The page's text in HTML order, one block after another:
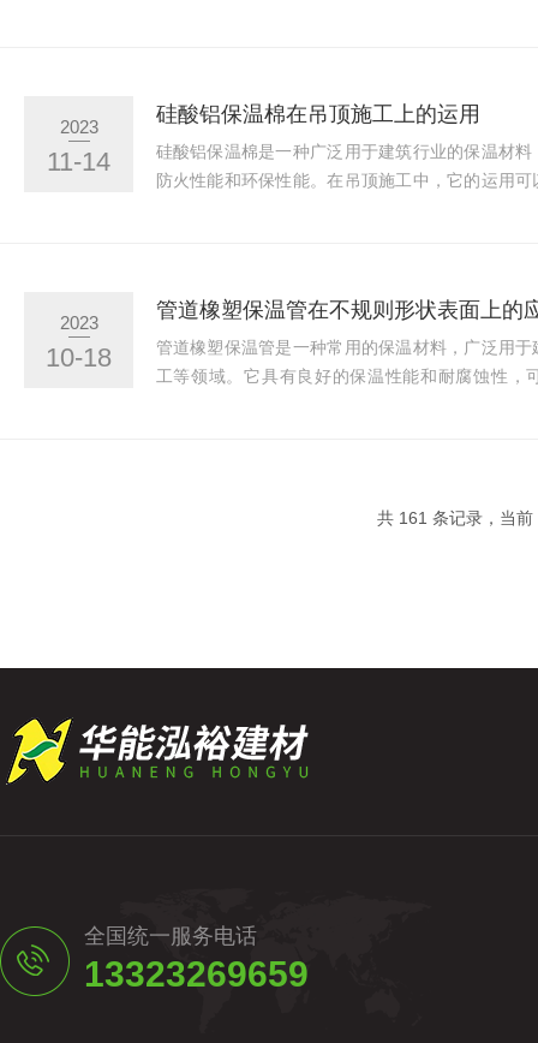
备良好的阻燃性能，符合相关的国家标准和规定
保温材料导热性能的重要指标。对于本产品来说，
2023
11-14
硅酸铝保温棉在吊顶施工上的运用
硅酸铝保温棉是一种广泛用于建筑行业的保温材
防火性能和环保性能。在吊顶施工中，它的运用
量的损失，降低能耗。2.防火性能好：具有较高
可以满足各种建筑防火要求。3.环保性能好：不含
2023
10-18
管道橡塑保温管在不规则形状表面上的
管道橡塑保温管是一种常用的保温材料，广泛用
工等领域。它具有良好的保温性能和耐腐蚀性，
要对保温管进行弯曲、剪裁，以适应管道的形状。
共 161 条记录，当
全国统一服务电话
13323269659